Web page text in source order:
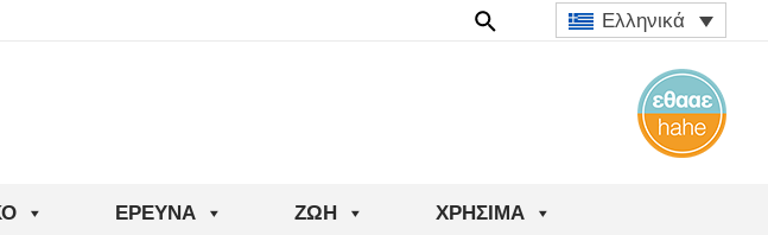
Ελληνικά
ΈΡΕΥΝΑ ΖΩΉ ΧΡΉΣΙΜΑ